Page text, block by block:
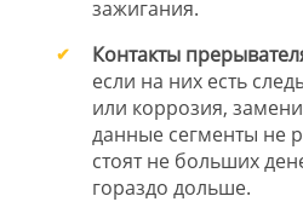
зажигания.
Контакты
если на них есть
или коррозия,
данные сегменты не
стоят не больших
гораздо дольше.